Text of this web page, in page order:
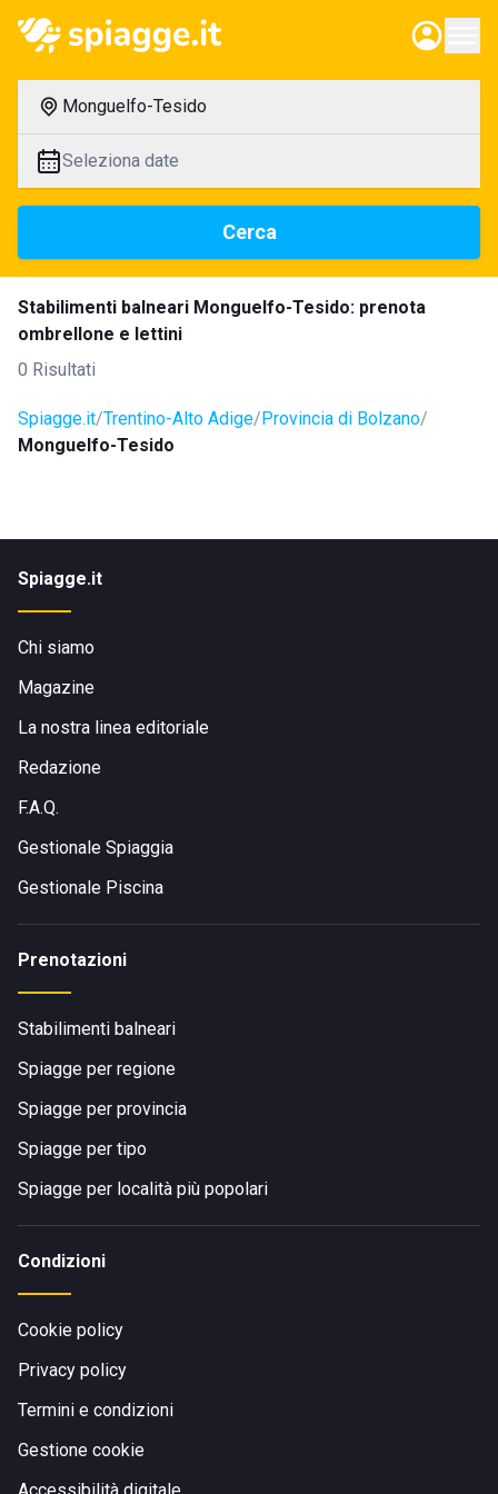
Monguelfo-Tesido
Seleziona date
Cerca
Stabilimenti balneari Monguelfo-Tesido: prenota
ombrellone e lettini
0 Risultati
Spiagge.it Trentino-Alto Adige Provincia di Bolzano
Monguelfo-Tesido
Spiagge.it
Chi siamo
Magazine
La nostra linea editoriale
Redazione
F.A.Q.
Gestionale Spiaggia
Gestionale Piscina
Prenotazioni
Stabilimenti balneari
Spiagge per regione
Spiagge per provincia
Spiagge per tipo
Spiagge per località più popolari
Condizioni
Cookie policy
Privacy policy
Termini e condizioni
Gestione cookie